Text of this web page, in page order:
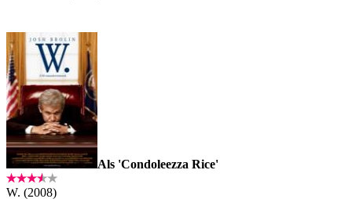
Als 'Condoleezza Rice'
W. (2008)